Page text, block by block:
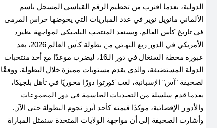
الدولية، بعدما اقترب من تحطيم الرقم القياسي المسجل باسم
الألماني مانويل نوير في عدد المباريات التي يخوضها حراس المرمى
في تاريخ كأس العالم. ويستعد المنتخب البلجيكي لمواجهة نظيره
الأمريكي في الدور ربع النهائي من بطولة كأس العالم 2026، بعد
عبوره محطة السنغال في دور الـ16، ليضرب موعدًا مع أحد منتخبات
الدولة المستضيفة، والذي يقدم مستويات مميزة خلال البطولة. ووفقًا
لصحيفة "آس" الإسبانية، لعب كورتوا دورًا محوريًا في تأهل بلجيكا،
بعدما قدم سلسلة من التصديات الحاسمة في دور المجموعات
والأدوار الإقصائية، مؤكدًا قيمته كأحد أبرز نجوم البطولة حتى الآن.
وأشارت الصحيفة إلى أن مواجهة الولايات المتحدة ستمثل المباراة